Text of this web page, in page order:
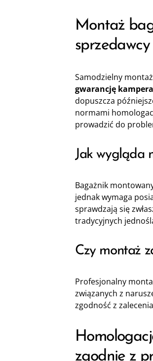
Montaż
Samodzielny montaż
gwarancję kampera
dopuszcza
normami
prowadzić do
Jak wygląda
Bagażnik
jednak wymaga
sprawdzają się
tradycyjnych
Czy montaż
Profesjonalny
związanych z
zgodność z
zgodnie z